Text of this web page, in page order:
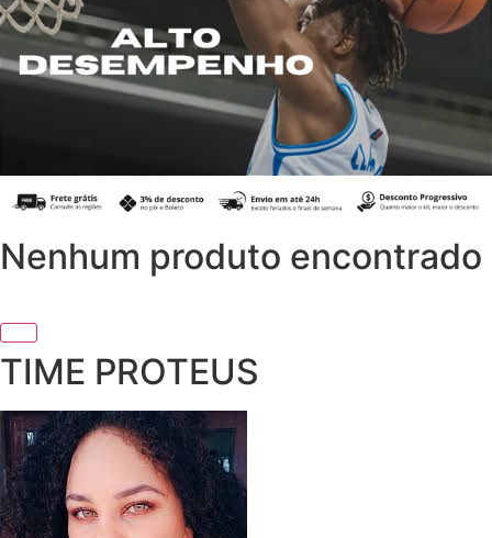
Nenhum produto encontrado
TIME PROTEUS